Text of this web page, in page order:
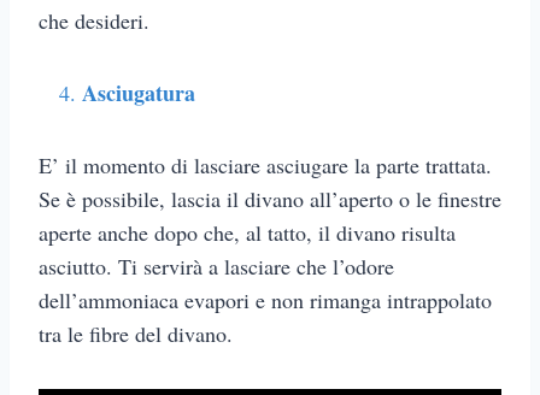
che desideri.
Asciugatura
E’ il momento di lasciare asciugare la parte trattata.
Se è possibile, lascia il divano all’aperto o le finestre
aperte anche dopo che, al tatto, il divano risulta
asciutto. Ti servirà a lasciare che l’odore
dell’ammoniaca evapori e non rimanga intrappolato
tra le fibre del divano.